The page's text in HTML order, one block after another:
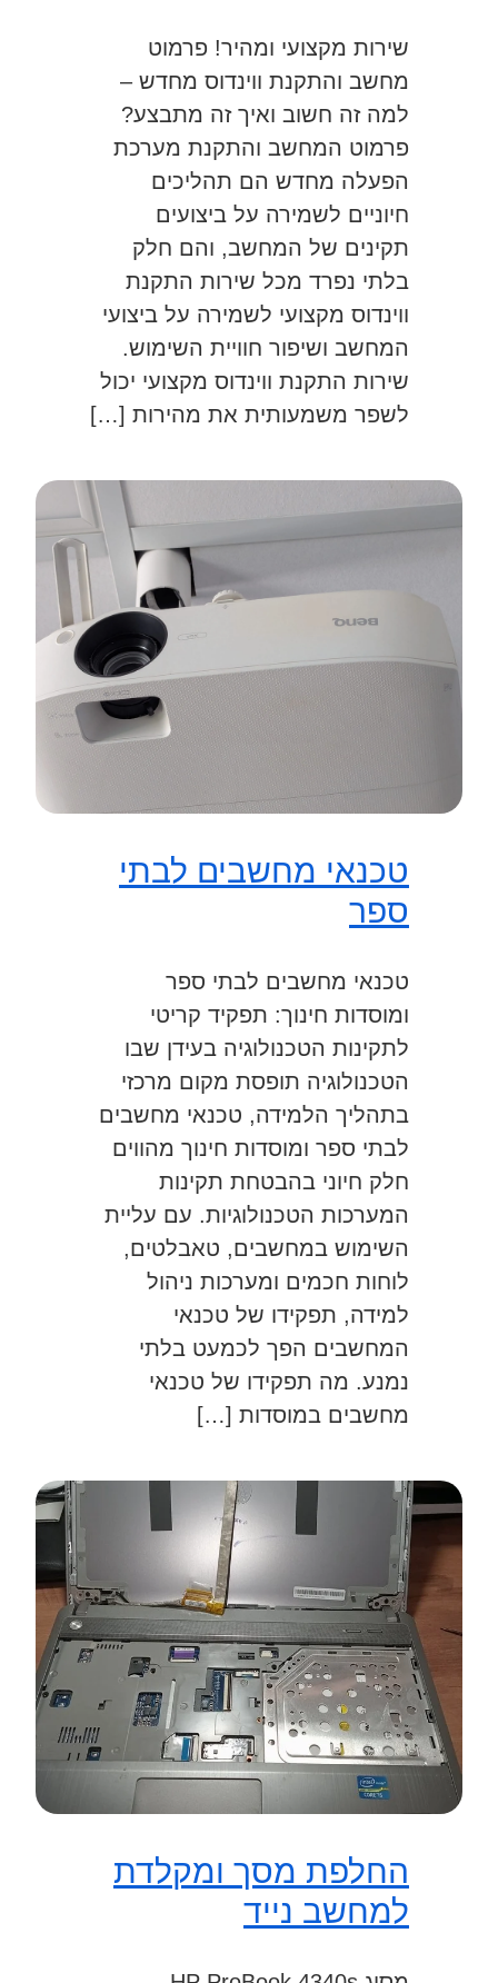
שירות מקצועי ומהיר! פרמוט
מחשב והתקנת ווינדוס מחדש –
למה זה חשוב ואיך זה מתבצע?
פרמוט המחשב והתקנת מערכת
הפעלה מחדש הם תהליכים
חיוניים לשמירה על ביצועים
תקינים של המחשב, והם חלק
בלתי נפרד מכל שירות התקנת
ווינדוס מקצועי לשמירה על ביצועי
המחשב ושיפור חוויית השימוש.
שירות התקנת ווינדוס מקצועי יכול
לשפר משמעותית את מהירות […]
טכנאי מחשבים לבתי
ספר
טכנאי מחשבים לבתי ספר
ומוסדות חינוך: תפקיד קריטי
לתקינות הטכנולוגיה בעידן שבו
הטכנולוגיה תופסת מקום מרכזי
בתהליך הלמידה, טכנאי מחשבים
לבתי ספר ומוסדות חינוך מהווים
חלק חיוני בהבטחת תקינות
המערכות הטכנולוגיות. עם עליית
השימוש במחשבים, טאבלטים,
לוחות חכמים ומערכות ניהול
למידה, תפקידו של טכנאי
המחשבים הפך לכמעט בלתי
נמנע. מה תפקידו של טכנאי
מחשבים במוסדות […]
החלפת מסך ומקלדת
למחשב נייד